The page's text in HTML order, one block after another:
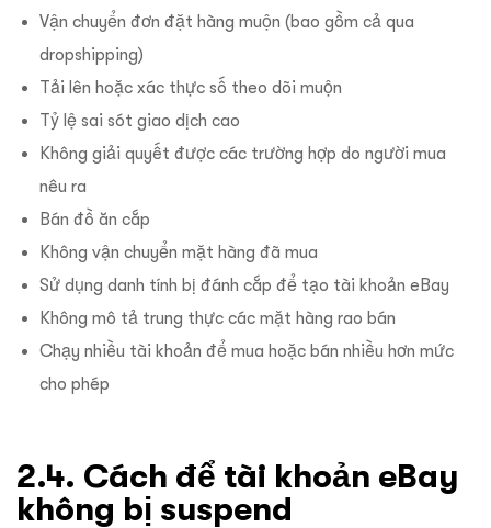
Vận chuyển đơn đặt hàng muộn (bao gồm cả qua
dropshipping)
Tải lên hoặc xác thực số theo dõi muộn
Tỷ lệ sai sót giao dịch cao
Không giải quyết được các trường hợp do người mua
nêu ra
Bán đồ ăn cắp
Không vận chuyển mặt hàng đã mua
Sử dụng danh tính bị đánh cắp để tạo tài khoản eBay
Không mô tả trung thực các mặt hàng rao bán
Chạy nhiều tài khoản để mua hoặc bán nhiều hơn mức
cho phép
2.4. Cách để tài khoản eBay
không bị suspend